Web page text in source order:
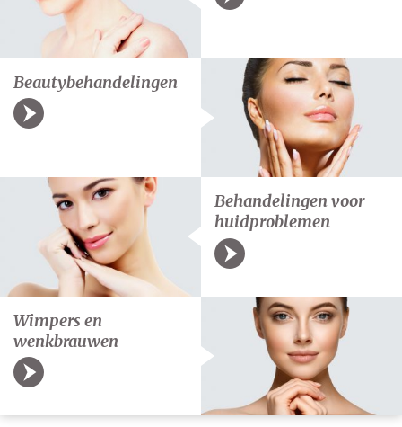
Beautybehandelingen
Behandelingen voor
huidproblemen
Wimpers en
wenkbrauwen